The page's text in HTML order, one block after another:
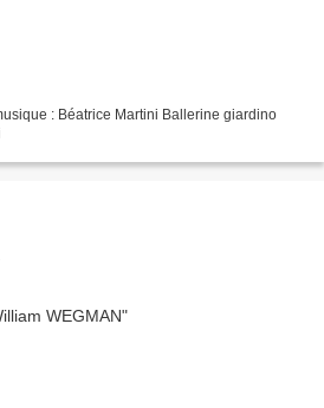
: Béatrice Martini Ballerine giardino